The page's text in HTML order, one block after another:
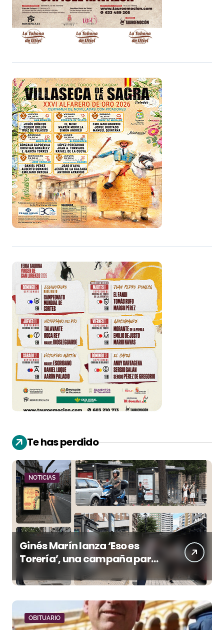
Te has perdido
NOTICIAS
Ginés Marín lanza ‘Eso es
Torería’, una campaña para
reivindicar los valores del
toreo más allá del ruedo
OBITUARIO